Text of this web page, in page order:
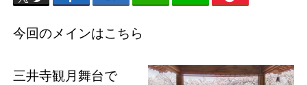
今回のメインはこちら
三井寺観月舞台で